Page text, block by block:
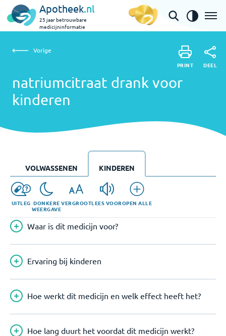
Apotheek.nl
25 jaar betrouwbare
medicijninformatie
natriumcitraat drank voor kinderen
Vorige
natriumcitraat drank voor
kinderen
PRINT DEEL
UITLEG DONKERE
WEERGAVE
VERGROOTLEES VOOROPEN ALLE
VOLWASSENEN KINDEREN
Waar is dit medicijn voor?
Ervaring bij kinderen
Hoe werkt dit medicijn en welk effect heeft het?
Hoe lang duurt het voordat dit medicijn werkt?